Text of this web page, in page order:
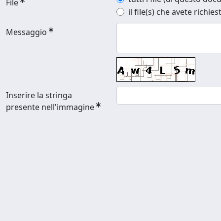
File
il file(s) che avete
Messaggio
Inserire la stringa
presente nell'immagine